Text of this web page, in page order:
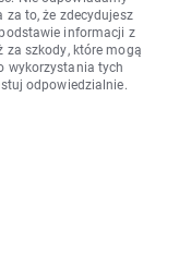
za to, że zdecydujesz
informacji z
szkody, które mogą
wykorzystania tych
odpowiedzialnie.